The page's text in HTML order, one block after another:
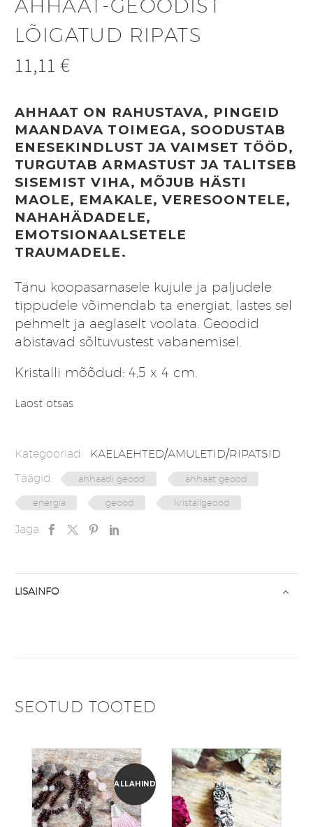
AHHAAT-GEOODIST
LÕIGATUD RIPATS
11,11 €
AHHAAT ON RAHUSTAVA, PINGEID
MAANDAVA TOIMEGA, SOODUSTAB
ENESEKINDLUST JA VAIMSET TÖÖD,
TURGUTAB ARMASTUST JA TALITSEB
SISEMIST VIHA, MÕJUB HÄSTI
MAOLE, EMAKALE, VERESOONTELE,
NAHAHÄDADELE,
EMOTSIONAALSETELE
TRAUMADELE.
Tänu koopasarnasele kujule ja paljudele
tippudele võimendab ta energiat, lastes sel
pehmelt ja aeglaselt voolata. Geoodid
abistavad sõltuvustest vabanemisel.
Kristalli mõõdud: 4,5 x 4 cm.
Laost otsas
Kategooriad:
KAELAEHTED/AMULETID/RIPATSID
Täägid:
ahhaadi geood ahhaat geood
energia geood kristallgeood
Jaga:
LISAINFO
SEOTUD TOOTED
ALLAHINDLUS!